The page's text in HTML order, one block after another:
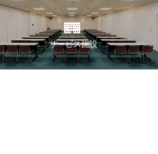
サービス施設